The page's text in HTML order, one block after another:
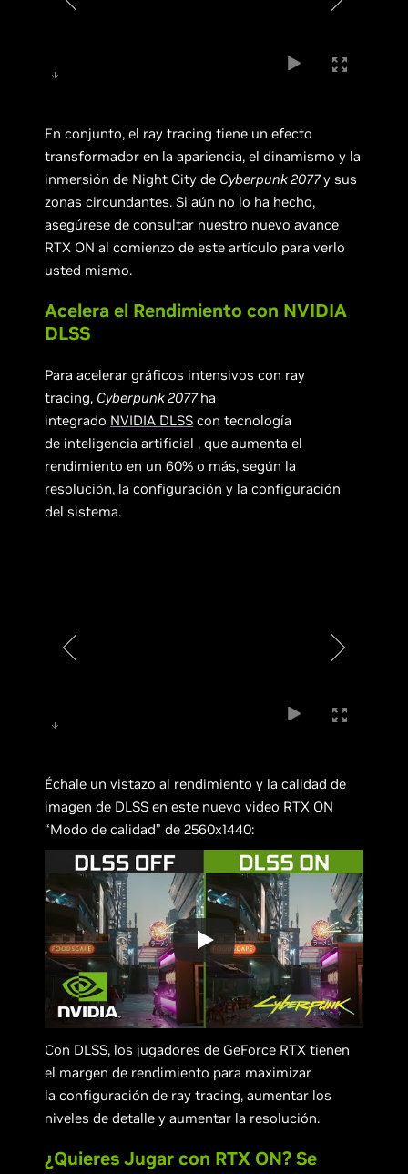
En conjunto, el ray tracing tiene un efecto
transformador en la apariencia, el dinamismo y la
inmersión de Night City de Cyberpunk 2077y sus
zonas circundantes. Si aún no lo ha hecho,
asegúrese de consultar nuestro nuevo avance
RTX ON al comienzo de este artículo para verlo
usted mismo.
Acelera el Rendimiento con NVIDIA
DLSS
Para acelerar gráficos intensivos con ray
tracing, Cyberpunk 2077ha
integrado NVIDIA DLSS con tecnología
de inteligencia artificial , que aumenta el
rendimiento en un 60% o más, según la
resolución, la configuración y la configuración
del sistema.
Échale un vistazo al rendimiento y la calidad de
imagen de DLSS en este nuevo video RTX ON
“Modo de calidad” de 2560x1440:
Con DLSS, los jugadores de GeForce RTX tienen
el margen de rendimiento para maximizar
la configuración de ray tracing, aumentar los
niveles de detalle y aumentar la resolución.
¿Quieres Jugar con RTX ON? Se